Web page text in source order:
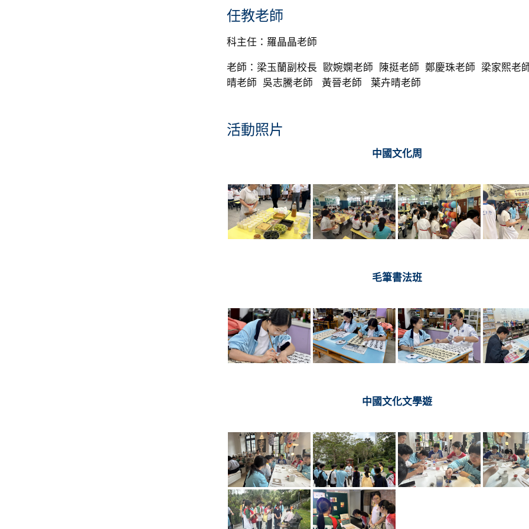
任教老師
科主任：羅晶晶老師
老師：梁玉蘭副校長 歐婉嫻老師 陳挺老師 鄭慶珠老師 梁家熙老
晴老師 吳志騰老師 黃晉老師 葉卉晴老師
活動照片
中國文化周
毛筆書法班
中國文化文學遊